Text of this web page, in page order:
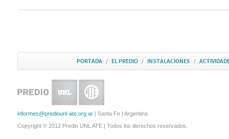
PORTADA / EL PREDIO / INSTALACIONES /
informes@prediounl-ate.org.ar | Santa Fe | Argentina
Copyright © 2012 Predio UNL ATE | Todos los derechos reservados.